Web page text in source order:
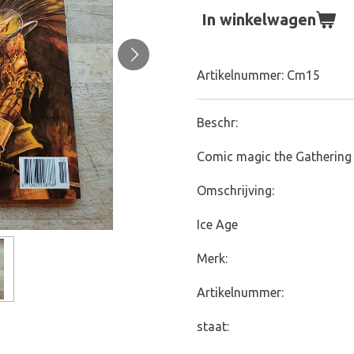
In winkelwagen
Artikelnummer: Cm15
Beschr:
Comic magic the Gathering
Omschrijving:
Ice Age
Merk:
Artikelnummer:
staat: